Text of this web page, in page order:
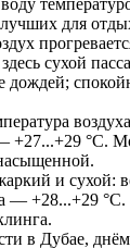
для
сухой
дождей;
+27...+29 °C.
и сухой:
— +28...+29
в Дубае, днём